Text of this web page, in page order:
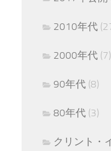
2010年代
2000年代 (7)
90年代 (8)
80年代 (3)
クリント・